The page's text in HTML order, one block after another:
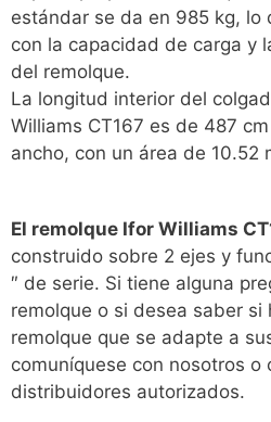
estándar se da en 985 kg, lo
con la capacidad de carga y
del remolque.
La longitud interior del
Williams CT167 es de 487
ancho, con un área de 10.52
El remolque Ifor Williams
construido sobre 2 ejes y
″ de serie. Si tiene alguna
remolque o si desea saber si
remolque que se adapte a
comuníquese con nosotros o
distribuidores autorizados.